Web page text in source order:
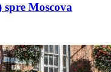
Moscova